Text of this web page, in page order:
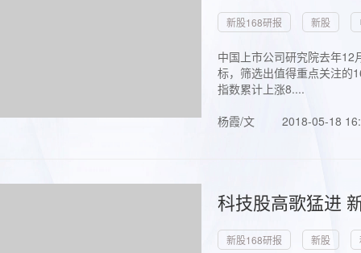
新股168研报 新股
中国上市公司研究院去年
标，筛选出值得重点关注的
指数累计上涨8....
杨霞/文
2018-05-18
科技股高歌猛进
新股168研报 新股